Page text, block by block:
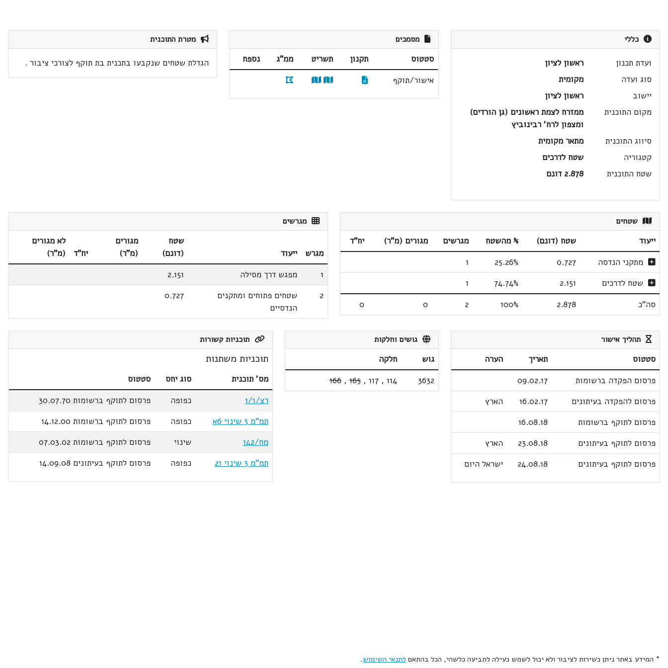
כללי
ועדת תכנון
ראשון לציון
סוג ועדה
מקומית
יישוב
ראשון לציון
מקום התוכנית
ממזרח לצמת ראשונים (גן הורדים)
ומצפון לרח' רבינוביץ
סיווג התוכנית
מתאר מקומית
קטגוריה
שטח לדרכים
שטח התוכנית
2.878 דונם
מסמכים
סטטוס תקנון תשריט ממ"ג
נספח
אישור/תוקף
מטרת התוכנית
הגדלת שטחים שנקבעו בתכנית בת תוקף לצורכי ציבור .
שטחים
ייעוד שטח (דונם) % מהשטח מגרשים מגורים (מ"ר)
יח"ד
מתקני הנדסה
0.727
25.26%
1
שטח לדרכים
2.151
74.74%
1
סה"כ
2.878
100%
2
0
0
מגרשים
מגרש ייעוד
שטח
(דונם)
מגורים
(מ"ר)
יח"ד
לא מגורים
(מ"ר)
1
מפגש דרך מסילה
2.151
2
שטחים פתוחים ומתקנים
הנדסיים
0.727
תהליך אישור
סטטוס תאריך
הערה
פרסום הפקדה ברשומות
09.02.17
פרסום להפקדה בעיתונים
16.02.17
הארץ
פרסום לתוקף ברשומות
16.08.18
פרסום לתוקף בעיתונים
23.08.18
הארץ
פרסום לתוקף בעיתונים
24.08.18 ישראל היום
גושים וחלקות
גוש
חלקה
3632
114
,
117
,
165
,
166
תוכניות קשורות
תוכניות משתנות
מס' תוכנית סוג יחס
סטטוס
רצ/1/1
כפופה
פרסום לתוקף ברשומות 30.07.70
תמ"מ 3 שינוי 6א
כפופה
פרסום לתוקף ברשומות 14.12.00
מח/142
שינוי
פרסום לתוקף ברשומות 07.03.02
תמ"מ 3 שינוי 21
כפופה פרסום לתוקף בעיתונים 14.09.08
* המידע באתר ניתן כשירות לציבור ולא יכול לשמש כעילה לתביעה כלשהי, הכל בהתאם לתנאי השימוש.